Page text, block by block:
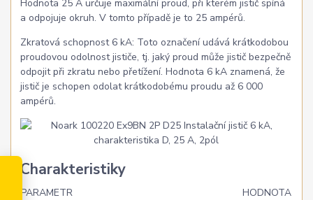
Hodnota 25 A určuje maximální proud, při kterém jistič spíná
a odpojuje okruh. V tomto případě je to 25 ampérů.
Zkratová schopnost 6 kA: Toto označení udává krátkodobou
proudovou odolnost jističe, tj. jaký proud může jistič bezpečně
odpojit při zkratu nebo přetížení. Hodnota 6 kA znamená, že
jistič je schopen odolat krátkodobému proudu až 6 000
ampérů.
Charakteristiky
PARAMETR
HODNOTA